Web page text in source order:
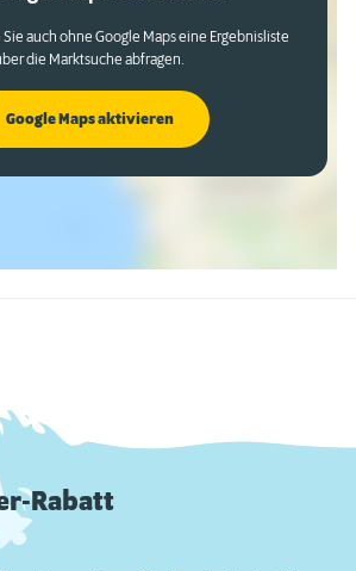
auch ohne Google Maps eine Ergebnisliste
die Marktsuche abfragen.
Google Maps aktivieren
Rabatt